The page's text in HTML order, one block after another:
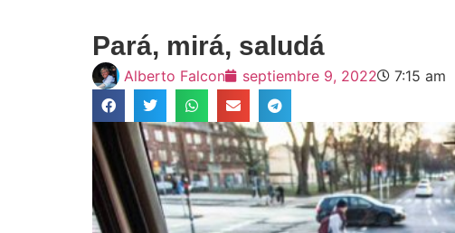
Pará, mirá, saludá
Alberto Falcon septiembre 9, 2022 7:15 am